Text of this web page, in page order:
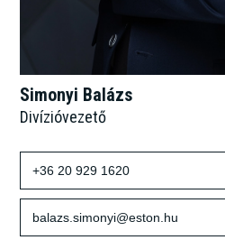
Simonyi Balázs
Divízióvezető
+36 20 929 1620
balazs.simonyi@eston.hu